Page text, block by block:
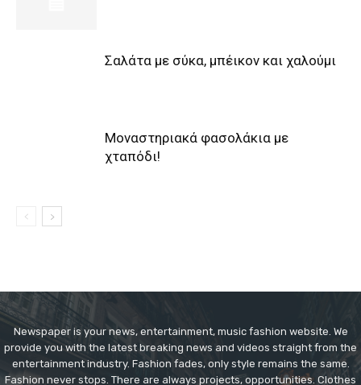
Σαλάτα με σύκα, μπέικον και χαλούμι
Μοναστηριακά φασολάκια με
χταπόδι!
Newspaper is your news, entertainment, music fashion website. We
provide you with the latest breaking news and videos straight from the
entertainment industry. Fashion fades, only style remains the same.
Fashion never stops. There are always projects, opportunities. Clothes